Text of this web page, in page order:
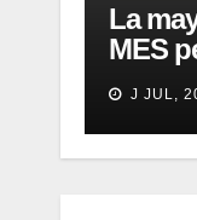
La
MES
J JUL,